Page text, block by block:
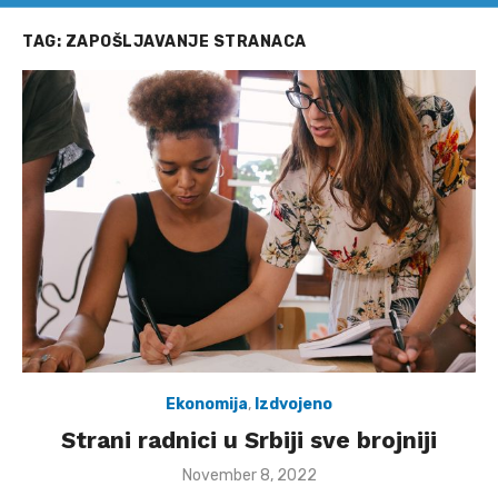
TAG: ZAPOŠLJAVANJE STRANACA
Ekonomija, Izdvojeno
Strani radnici u Srbiji sve brojniji
Posted
November 8, 2022